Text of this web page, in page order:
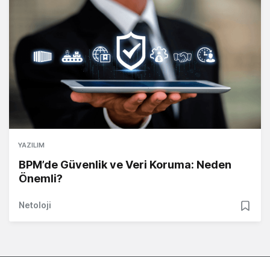
YAZILIM
BPM’de Güvenlik ve Veri Koruma: Neden
Önemli?
Netoloji